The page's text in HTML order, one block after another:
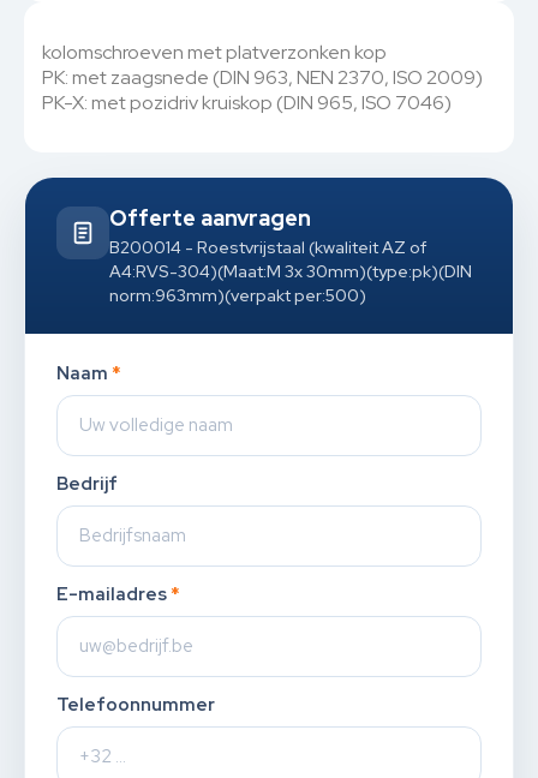
kolomschroeven met platverzonken kop
PK: met zaagsnede (DIN 963, NEN 2370, ISO 2009)
PK-X: met pozidriv kruiskop (DIN 965, ISO 7046)
Offerte aanvragen
B200014 - Roestvrijstaal (kwaliteit AZ of
A4:RVS-304)(Maat:M 3x 30mm)(type:pk)(DIN
norm:963mm)(verpakt per:500)
Naam *
Bedrijf
E-mailadres *
Telefoonnummer